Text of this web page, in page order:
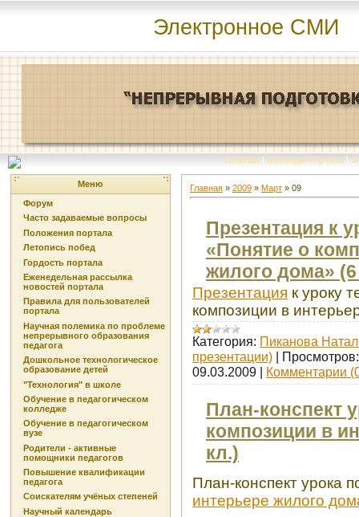
Электронное СМИ
Главная | Команда портала | О
Меню
Форум
Часто задаваемые вопросы
Положения портала
Летопись побед
Гордость портала
Еженедельная рассылка
новостей портала
Правила для пользователей
портала
Научная полемика по проблеме
непрерывного образования
педагога
Дошкольное технологическое
образование детей
"Технология" в школе
Обучение в педагогическом
колледже
Обучение в педагогическом
вузе
Родители - активные
помощники педагогов
Повышение квалификации
педагога
Соискателям учёных степеней
Научный календарь
Главная » 2009 » Март » 09
Презентация к
«Понятие о
жилого дома» (6
Презентация к уроку
композиции в
Категория: Пиканова
презентации)
Просмотров:
09.03.2009
Комментарии
План-конспект
композиции в
кл.)
План-конспект урока
интерьере жилого